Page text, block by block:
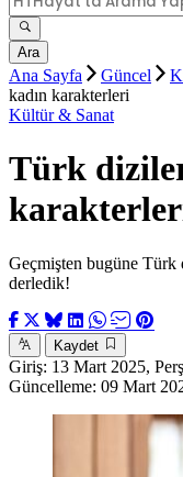
Ara
Ana Sayfa Güncel
kadın karakterleri
Kültür & Sanat
Türk
Geçmişten bugüne
derledik!
Kaydet
Giriş: 13 Mart 2025,
Güncelleme: 09 Mart